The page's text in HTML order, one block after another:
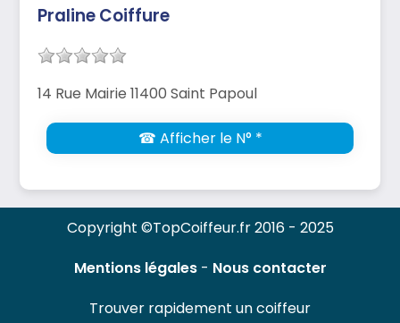
Praline Coiffure
14 Rue Mairie 11400 Saint Papoul
☎ Afficher le N° *
Copyright ©TopCoiffeur.fr 2016 - 2025
Mentions légales- Nous contacter
Trouver rapidement un coiffeur